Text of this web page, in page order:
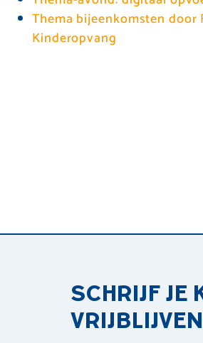
Thema bijeenkomsten door
Kinderopvang
SCHRIJF JE